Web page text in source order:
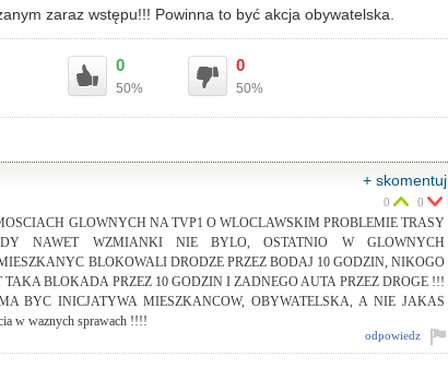
zaraz wstępu!!! Powinna to być akcja obywatelska.
0
50%
0
50%
+ skomentuj
GLOWNYCH NA TVP1 O WLOCLAWSKIM PROBLEMIE TRASY
NAWET WZMIANKI NIE BYLO, OSTATNIO W GLOWNYCH
BLOKOWALI DRODZE PRZEZ BODAJ 10 GODZIN, NIKOGO
BLOKADA PRZEZ 10 GODZIN I ZADNEGO AUTA PRZEZ DROGE !!!
BYC INICJATYWA MIESZKANCOW, OBYWATELSKA, A NIE JAKAS
w waznych sprawach !!!!
0 0
odpowiedz